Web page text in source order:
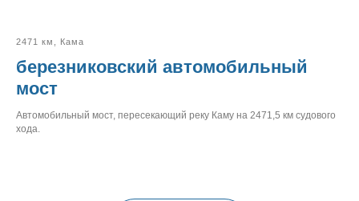
2471 км, Кама
березниковский автомобильный
мост
Автомобильный мост, пересекающий реку Каму на 2471,5 км судового
хода.